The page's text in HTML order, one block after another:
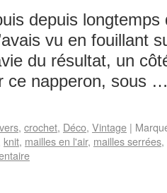
depuis
vu en fouillant
du résultat, un
ce napperon, sous
, crochet, Déco, Vintage |
knit, mailles en l'air, mailles serrées,